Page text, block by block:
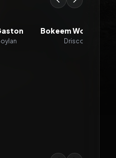
Bokeem Woodbine
Driscoll